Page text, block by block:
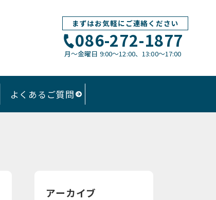
まずはお気軽にご連絡ください
086-272-1877
月〜金曜日 9:00～12:00、13:00〜17:00
よくあるご質問
アーカイブ